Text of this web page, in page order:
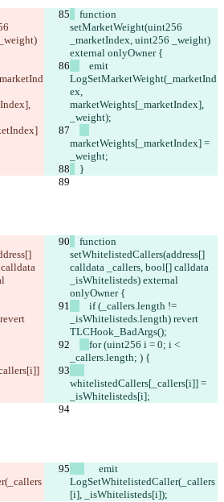
  function
setMarketWeight(uint256
_marketIndex, uint256 _weight)
external onlyOwner {
    emit
LogSetMarketWeight(_marketInd
ex,
marketWeights[_marketIndex],
_weight);
marketWeights[_marketIndex] =
_weight;
  }
  function
setWhitelistedCallers(address[]
calldata _callers, bool[] calldata
_isWhitelisteds) external
onlyOwner {
    if (_callers.length !=
_isWhitelisteds.length) revert
TLCHook_BadArgs();
for (uint256 i = 0; i <
_callers.length; ) {
whitelistedCallers[_callers[i]] =
_isWhitelisteds[i];
      emit
LogSetWhitelistedCaller(_callers
[i], _isWhitelisteds[i]);